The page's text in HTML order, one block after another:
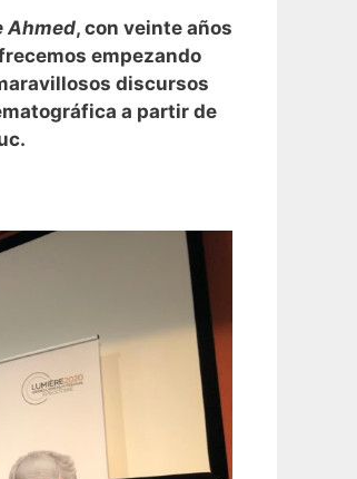
Ahmed, con veinte años
empezando
discursos
a partir de